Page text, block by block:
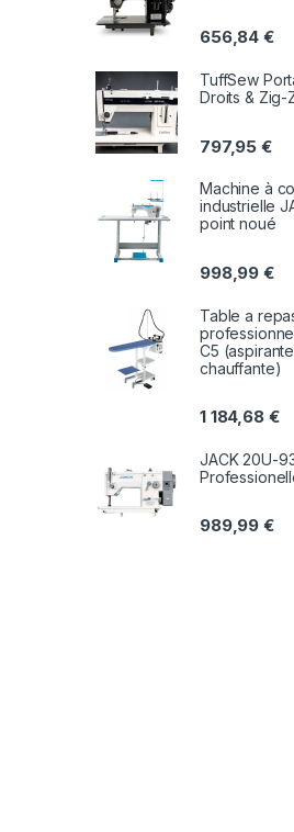
656,84€
TuffSew
Droits & Zig-
797,95€
Machine à
industrielle
point noué
998,99€
Table a
C5
chauffante)
1 184,68 €
JACK 20U-
989,99€